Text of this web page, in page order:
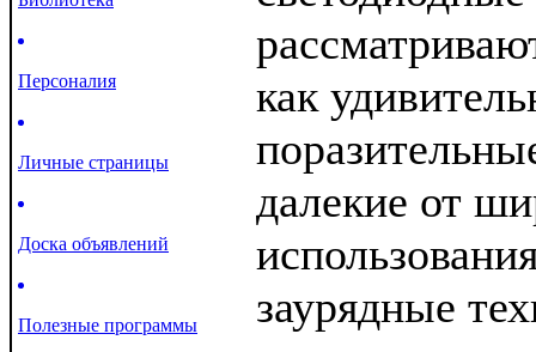
Персоналия
Личные страницы
Доска объявлений
Полезные программы
как
далекие от
заурядные